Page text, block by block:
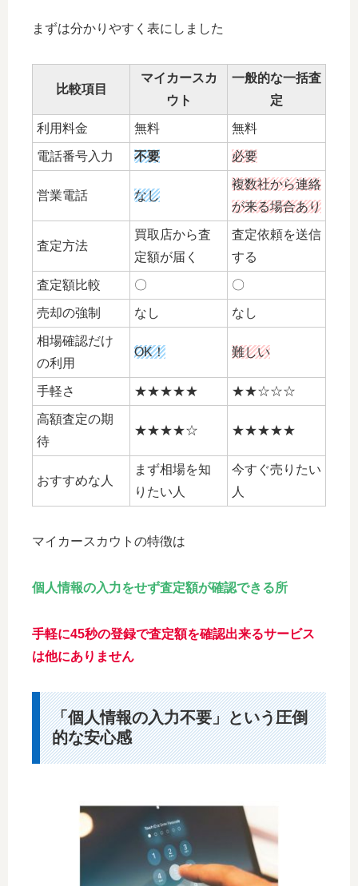
まずは分かりやすく表にしました
比較項目
マイカースカ
ウト
一般的な一括査
定
利用料金 無料 無料
電話番号入力 不要 必要
営業電話 なし
複数社から連絡
が来る場合あり
査定方法
買取店から査
定額が届く
査定依頼を送信
する
査定額比較 〇 〇
売却の強制 なし なし
相場確認だけ
の利用
OK！ 難しい
手軽さ ★★★★★ ★★☆☆☆
高額査定の期
待
★★★★☆ ★★★★★
おすすめな人
まず相場を知
りたい人
今すぐ売りたい
人
マイカースカウトの特徴は
個人情報の入力をせず査定額が確認できる所
手軽に45秒の登録で査定額を確認出来るサービス
は他にありません
「個人情報の入力不要」という圧倒
的な安心感